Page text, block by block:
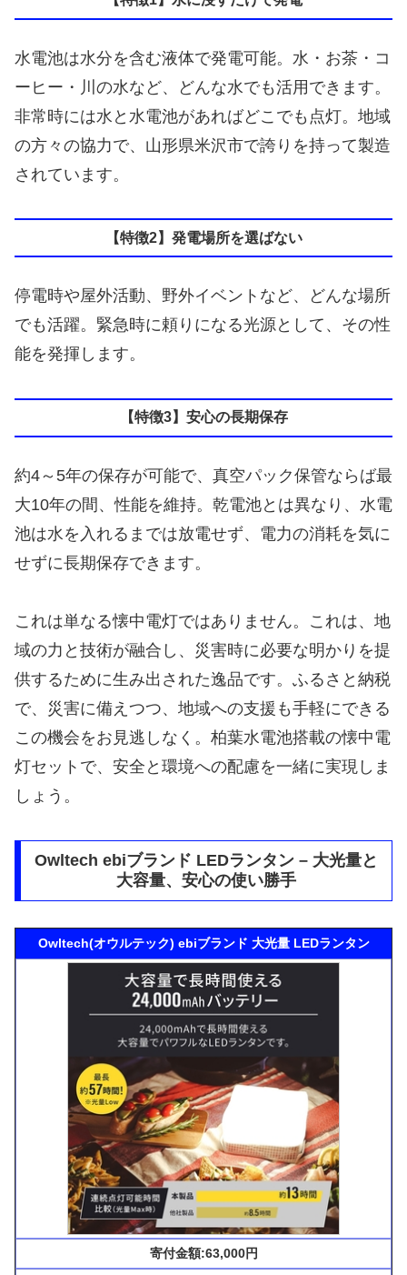
水電池は水分を含む液体で発電可能。水・お茶・コ
ーヒー・川の水など、どんな水でも活用できます。
非常時には水と水電池があればどこでも点灯。地域
の方々の協力で、山形県米沢市で誇りを持って製造
されています。
【特徴2】発電場所を選ばない
停電時や屋外活動、野外イベントなど、どんな場所
でも活躍。緊急時に頼りになる光源として、その性
能を発揮します。
【特徴3】安心の長期保存
約4～5年の保存が可能で、真空パック保管ならば最
大10年の間、性能を維持。乾電池とは異なり、水電
池は水を入れるまでは放電せず、電力の消耗を気に
せずに長期保存できます。
これは単なる懐中電灯ではありません。これは、地
域の力と技術が融合し、災害時に必要な明かりを提
供するために生み出された逸品です。ふるさと納税
で、災害に備えつつ、地域への支援も手軽にできる
この機会をお見逃しなく。柏葉水電池搭載の懐中電
灯セットで、安全と環境への配慮を一緒に実現しま
しょう。
Owltech ebiブランド LEDランタン – 大光量と
大容量、安心の使い勝手
Owltech(オウルテック) ebiブランド 大光量 LEDランタン
寄付金額:63,000円